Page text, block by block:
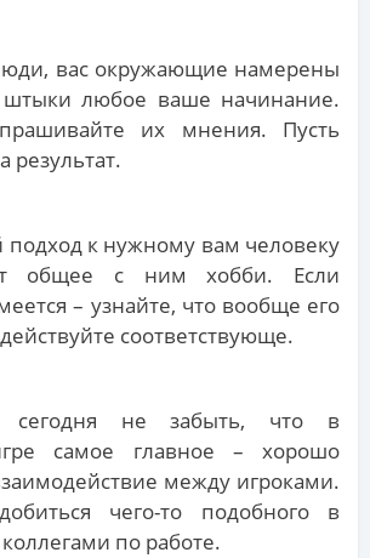
вас окружающие намерены
любое ваше начинание.
их мнения. Пусть
результат.
к нужному вам человеку
общее с ним хобби. Если
– узнайте, что вообще его
соответствующе.
сегодня не забыть, что в
самое главное – хорошо
между игроками.
чего-то подобного в
по работе.